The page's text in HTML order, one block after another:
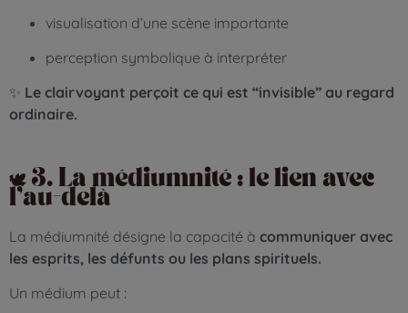
visualisation d’une scène importante
perception symbolique à interpréter
✨ Le clairvoyant perçoit ce qui est “invisible” au regard
ordinaire.
🕊️ 3. La médiumnité : le lien avec
l’au-delà
La médiumnité désigne la capacité à communiquer avec
les esprits, les défunts ou les plans spirituels.
Un médium peut :